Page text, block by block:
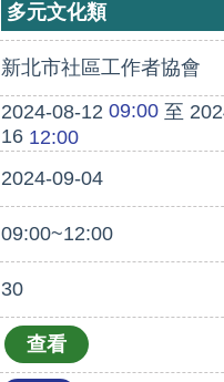
多元文化類
新北市社區工作者協會
2024-08-12 09:00至
1612:00
2024-09-04
09:00~12:00
30